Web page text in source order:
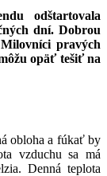
odštartovala
dní. Dobrou
pravých
opäť tešiť na
obloha a fúkať by
vzduchu sa má
Denná teplota